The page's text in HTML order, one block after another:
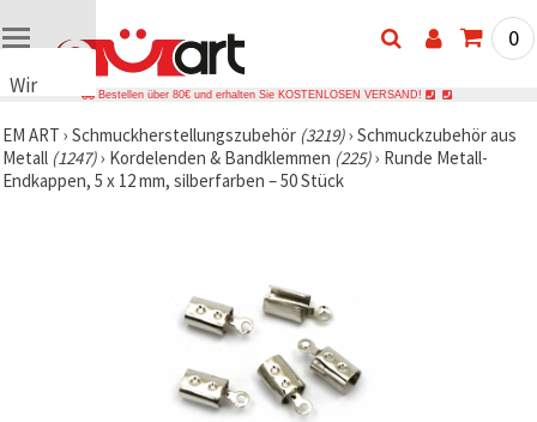
Wir
Cookies
🍪 Wir
verwenden
0
Bestellen über 80€ und erhalten Sie KOSTENLOSEN VERSAND!
EM ART › Schmuckherstellungszubehör (3219)› Schmuckzubehör aus
Metall (1247)› Kordelenden & Bandklemmen (225)› Runde Metall-
Endkappen, 5 x 12 mm, silberfarben – 50 Stück